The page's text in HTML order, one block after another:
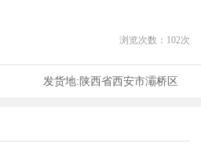
浏览次数： 102次
发货地:陕西省西安市灞桥区